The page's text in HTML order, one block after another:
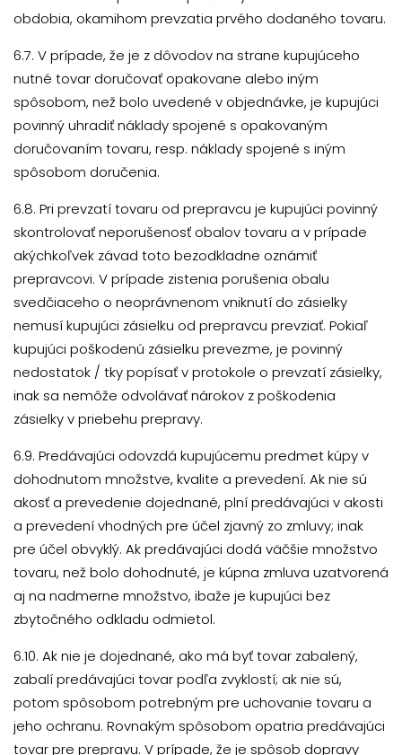
obdobia, okamihom prevzatia prvého dodaného tovaru.
6.7. V prípade, že je z dôvodov na strane kupujúceho
nutné tovar doručovať opakovane alebo iným
spôsobom, než bolo uvedené v objednávke, je kupujúci
povinný uhradiť náklady spojené s opakovaným
doručovaním tovaru, resp. náklady spojené s iným
spôsobom doručenia.
6.8. Pri prevzatí tovaru od prepravcu je kupujúci povinný
skontrolovať neporušenosť obalov tovaru a v prípade
akýchkoľvek závad toto bezodkladne oznámiť
prepravcovi. V prípade zistenia porušenia obalu
svedčiaceho o neoprávnenom vniknutí do zásielky
nemusí kupujúci zásielku od prepravcu prevziať. Pokiaľ
kupujúci poškodenú zásielku prevezme, je povinný
nedostatok / tky popísať v protokole o prevzatí zásielky,
inak sa nemôže odvolávať nárokov z poškodenia
zásielky v priebehu prepravy.
6.9. Predávajúci odovzdá kupujúcemu predmet kúpy v
dohodnutom množstve, kvalite a prevedení. Ak nie sú
akosť a prevedenie dojednané, plní predávajúci v akosti
a prevedení vhodných pre účel zjavný zo zmluvy; inak
pre účel obvyklý. Ak predávajúci dodá väčšie množstvo
tovaru, než bolo dohodnuté, je kúpna zmluva uzatvorená
aj na nadmerne množstvo, ibaže je kupujúci bez
zbytočného odkladu odmietol.
6.10. Ak nie je dojednané, ako má byť tovar zabalený,
zabalí predávajúci tovar podľa zvyklostí; ak nie sú,
potom spôsobom potrebným pre uchovanie tovaru a
jeho ochranu. Rovnakým spôsobom opatria predávajúci
tovar pre prepravu. V prípade, že je spôsob dopravy